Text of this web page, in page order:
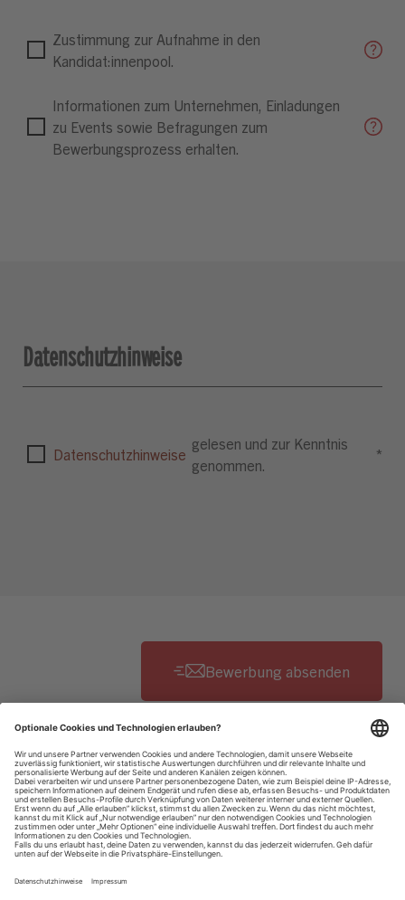
Zustimmung zur Aufnahme in den
Kandidat:innenpool.
Informationen zum Unternehmen, Einladungen
zu Events sowie Befragungen zum
Bewerbungsprozess erhalten.
Datenschutzhinweise
Datenschutzhinweise
gelesen und zur Kenntnis
genommen.
*
Datenschutzhinweise
Impressum